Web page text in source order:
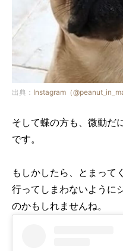
出典： Instagram（
そして蝶の方も、微動だ
です。
もしかしたら、とまって
行ってしまわないように
のかもしれませんね。